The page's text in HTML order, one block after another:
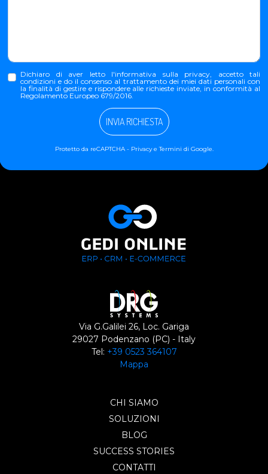
Dichiaro di aver letto l'informativa sulla privacy, accetto tali
condizioni e do il consenso al trattamento dei miei dati personali con
la finalità di gestire e rispondere alle richieste inviate, in conformità al
Regolamento Europeo 679/2016.
INVIA RICHIESTA
Protetto da reCAPTCHA - PrivacyeTermini di Google.
Via G.Galilei 26, Loc. Gariga
29027 Podenzano (PC) - Italy
Tel: +39 0523 364107
Mappa
CHI SIAMO
SOLUZIONI
BLOG
SUCCESS STORIES
CONTATTI